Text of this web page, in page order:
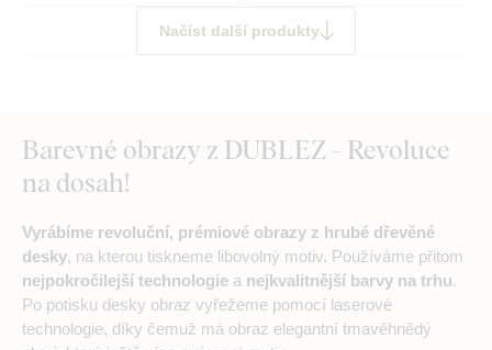
Načíst další produkty
Barevné obrazy z DUBLEZ - Revoluce
na dosah!
Vyrábíme revoluční, prémiové obrazy z hrubé dřevěné
desky, na kterou tiskneme libovolný motiv. Používáme přitom
nejpokročilejší technologie a nejkvalitnější barvy na trhu.
Po potisku desky obraz vyřežeme pomocí laserové
technologie, díky čemuž má obraz elegantní tmavěhnědý